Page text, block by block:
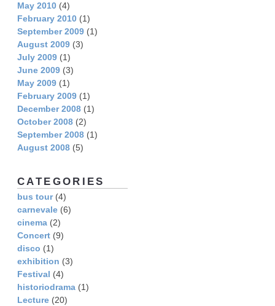
May 2010 (4)
February 2010 (1)
September 2009 (1)
August 2009 (3)
July 2009 (1)
June 2009 (3)
May 2009 (1)
February 2009 (1)
December 2008 (1)
October 2008 (2)
September 2008 (1)
August 2008 (5)
CATEGORIES
bus tour(4)
carnevale (6)
cinema (2)
Concert (9)
disco (1)
exhibition (3)
Festival (4)
historiodrama (1)
Lecture (20)